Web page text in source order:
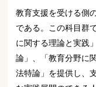
教育支援を受ける側
である。この科目群
に関する理論と実践
論」、「教育分野に
法特論」を提供し、